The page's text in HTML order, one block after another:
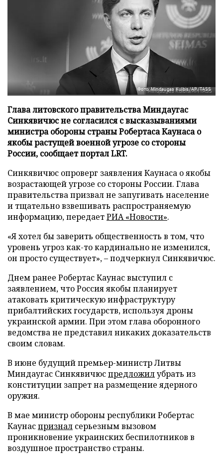
Фото: Mindaugas Kulbis/AP/TASS
Глава литовского правительства Миндаугас
Синкявичюс не согласился с высказываниями
министра обороны страны Робертаса Каунаса о
якобы растущей военной угрозе со стороны
России, сообщает портал LRT.
Синкявичюс опроверг заявления Каунаса о якобы
возрастающей угрозе со стороны России. Глава
правительства призвал не запугивать население
и тщательно взвешивать распространяемую
информацию, передаетРИА «Новости».
«Я хотел бы заверить общественность в том, что
уровень угроз как-то кардинально не изменился,
он просто существует», – подчеркнул Синкявичюс.
Днем ранее Робертас Каунас выступил с
заявлением, что Россия якобы планирует
атаковать критическую инфраструктуру
прибалтийских государств, используя дроны
украинской армии. При этом глава оборонного
ведомства не представил никаких доказательств
своим словам.
В июне будущий премьер-министр Литвы
Миндаугас Синкявичюспредложилубрать из
конституции запрет на размещение ядерного
оружия.
В мае министр обороны республики Робертас
Каунаспризнал серьезным вызовом
проникновение украинских беспилотников в
воздушное пространство страны.